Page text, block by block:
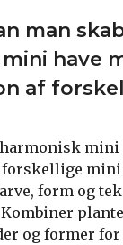
man
have
af
mini
mini
form og
og former for